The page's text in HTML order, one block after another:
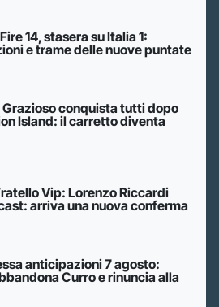
14, stasera su Italia 1:
e trame delle nuove puntate
conquista tutti dopo
Island: il carretto diventa
Vip: Lorenzo Riccardi
arriva una nuova conferma
anticipazioni 7 agosto:
Curro e rinuncia alla